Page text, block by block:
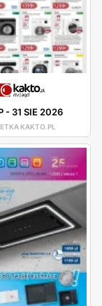
- 31 SIE 2026
KAKTO.PL